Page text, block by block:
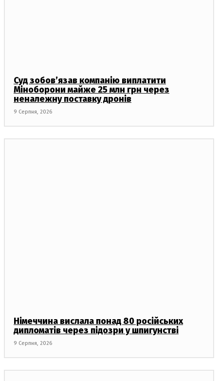
Суд зобов’язав компанію виплатити
Міноборони майже 25 млн грн через
неналежну поставку дронів
9 Серпня, 2026
Німеччина вислала понад 80 російських
дипломатів через підозри у шпигунстві
9 Серпня, 2026